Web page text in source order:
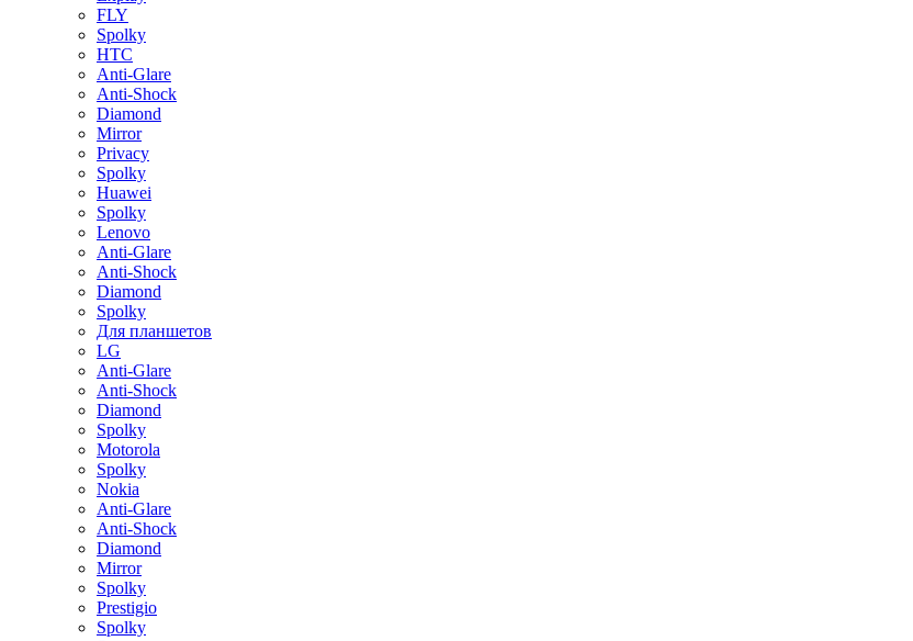
FLY
Spolky
HTC
Anti-Glare
Anti-Shock
Diamond
Mirror
Privacy
Spolky
Huawei
Spolky
Lenovo
Anti-Glare
Anti-Shock
Diamond
Spolky
Для планшетов
LG
Anti-Glare
Anti-Shock
Diamond
Spolky
Motorola
Spolky
Nokia
Anti-Glare
Anti-Shock
Diamond
Mirror
Spolky
Prestigio
Spolky